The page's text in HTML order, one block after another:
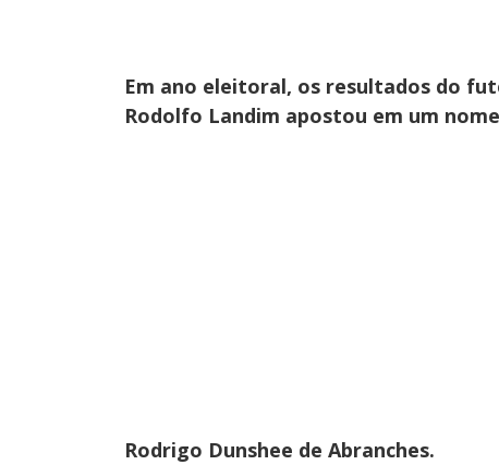
Em ano eleitoral, os resultados do
Rodolfo Landim apostou em um
Rodrigo Dunshee de Abranches.